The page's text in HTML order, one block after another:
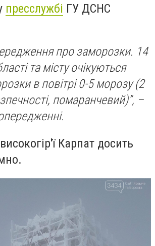
пресслужбі ГУ ДСНС
про заморозки. 14
та місту очікуються
в повітрі 0-5 морозу (2
помаранчевий)”, –
Карпат досить